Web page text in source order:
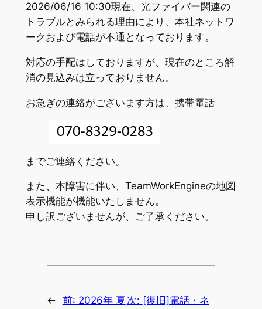
2026/06/16 10:30現在、光ファイバー関連の
トラブルとみられる理由により、本社ネットワ
ークおよび電話が不通となっております。
対応の手配はしておりますが、現在のところ解
消の見込みは立っておりません。
お急ぎの連絡がございます方は、携帯電話
までご連絡ください。
また、本障害に伴い、TeamWorkEngineの地図
表示機能が機能いたしません。
申し訳ございませんが、ご了承ください。
← 前: 2026年 夏 次: [復旧]電話・ネ